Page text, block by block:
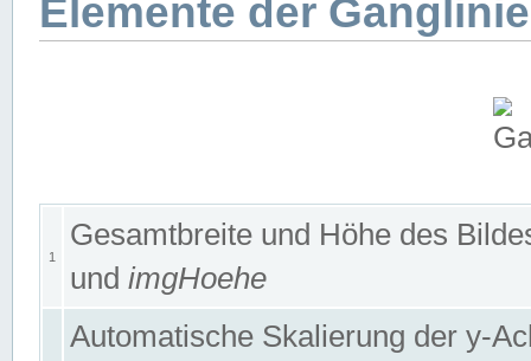
Elemente der
1
Gesamtbreite und Höhe des
und imgHoehe
Automatische Skalierung der y-